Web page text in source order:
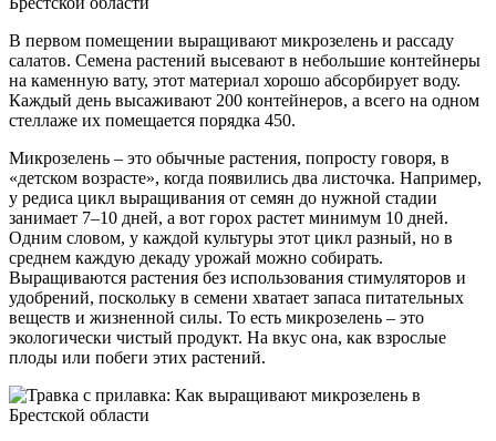
В первом помещении выращивают микрозелень и рассаду
салатов. Семена растений высевают в небольшие контейнеры
на каменную вату, этот материал хорошо абсорбирует воду.
Каждый день высаживают 200 контейнеров, а всего на одном
стеллаже их помещается порядка 450.
Микрозелень – это обычные растения, попросту говоря, в
«детском возрасте», когда появились два листочка. Например,
у редиса цикл выращивания от семян до нужной стадии
занимает 7–10 дней, а вот горох растет минимум 10 дней.
Одним словом, у каждой культуры этот цикл разный, но в
среднем каждую декаду урожай можно собирать.
Выращиваются растения без использования стимуляторов и
удобрений, поскольку в семени хватает запаса питательных
веществ и жизненной силы. То есть микрозелень – это
экологически чистый продукт. На вкус она, как взрослые
плоды или побеги этих растений.